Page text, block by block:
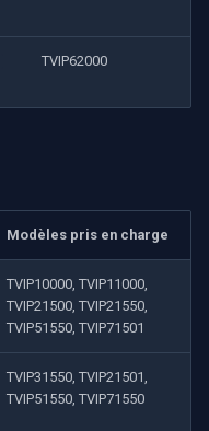
TVIP62000
Modèles pris en charge
TVIP10000, TVIP11000,
TVIP21500, TVIP21550,
TVIP51550, TVIP71501
TVIP31550, TVIP21501,
TVIP51550, TVIP71550